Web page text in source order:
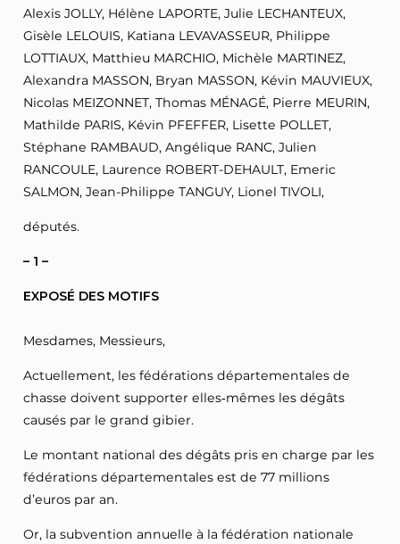
Alexis JOLLY, Hélène LAPORTE, Julie LECHANTEUX,
Gisèle LELOUIS, Katiana LEVAVASSEUR, Philippe
LOTTIAUX, Matthieu MARCHIO, Michèle MARTINEZ,
Alexandra MASSON, Bryan MASSON, Kévin MAUVIEUX,
Nicolas MEIZONNET, Thomas MÉNAGÉ, Pierre MEURIN,
Mathilde PARIS, Kévin PFEFFER, Lisette POLLET,
Stéphane RAMBAUD, Angélique RANC, Julien
RANCOULE, Laurence ROBERT-DEHAULT, Emeric
SALMON, Jean-Philippe TANGUY, Lionel TIVOLI,
députés.
– 1 –
EXPOSÉ DES MOTIFS
Mesdames, Messieurs,
Actuellement, les fédérations départementales de
chasse doivent supporter elles‑mêmes les dégâts
causés par le grand gibier.
Le montant national des dégâts pris en charge par les
fédérations départementales est de 77 millions
d’euros par an.
Or, la subvention annuelle à la fédération nationale